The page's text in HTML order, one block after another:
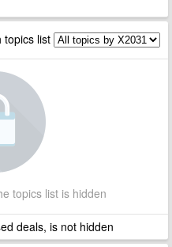
topics list
topics list is hidden
deals, is not hidden